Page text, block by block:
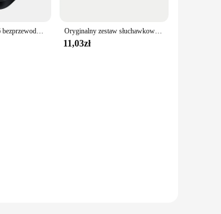
Baseus Bowie E16 bezprzewodowe słuchawki Bluetooth 5.3 słuchawki 30H długi czas pracy baterii IPX4 wodoodporne prawdziwe bezprzewodowe słuchawki douszne Oryginalny zestaw słuchawkowy A6S TWS słuchawki bezprzewodowe Bluetooth słuchawki sportowe Stereo Fone Bluetooth dla Xiaomi Huawei iPhone
11,03zł